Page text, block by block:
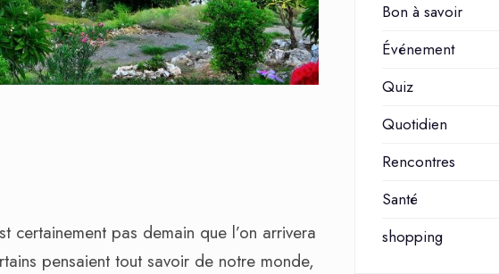
certainement pas demain que l’on arrivera
pensaient tout savoir de notre monde,
Bon à savoir
Événement
Quiz
Quotidien
Rencontres
Santé
shopping